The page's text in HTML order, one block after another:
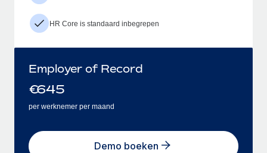
HR Core is standaard inbegrepen
Employer of Record
€645
per werknemer per maand
Demo boeken